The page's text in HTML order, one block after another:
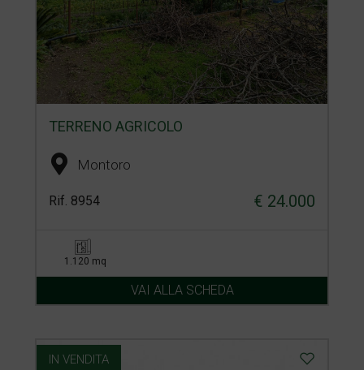
TERRENO AGRICOLO
Montoro
Rif. 8954 € 24.000
1.120 mq
VAI ALLA SCHEDA
IN VENDITA